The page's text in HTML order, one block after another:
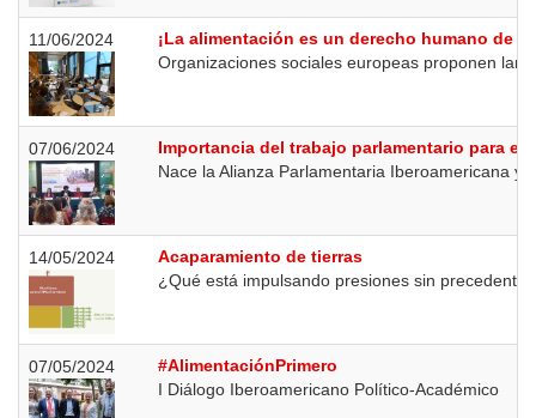
11/06/2024
¡La alimentación es un derecho humano de
Organizaciones sociales europeas proponen
07/06/2024
Importancia del trabajo parlamentario para el
Nace la Alianza Parlamentaria Iberoamericana y
14/05/2024
Acaparamiento de tierras
¿Qué está impulsando presiones sin
07/05/2024
#AlimentaciónPrimero
I Diálogo Iberoamericano Político-Académico